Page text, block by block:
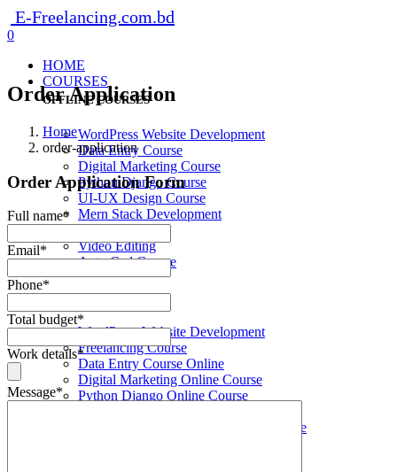
E-Freelancing.com.bd
0
HOME
COURSES
OFFLINE COURSES
WordPress Website Development
Data Entry Course
Digital Marketing Course
Python Django Course
UI-UX Design Course
Mern Stack Development
Graphic Design
Video Editing
Auto Cad Course
ONLINE COURSES
WordPress Website Development
Freelancing Course
Data Entry Course Online
Digital Marketing Online Course
Python Django Online Course
Mern Stack Development Online Course
Order Application
Home
order-application
Order Application Form
Full name*
Email*
Phone*
Total budget*
Work details*
Message*